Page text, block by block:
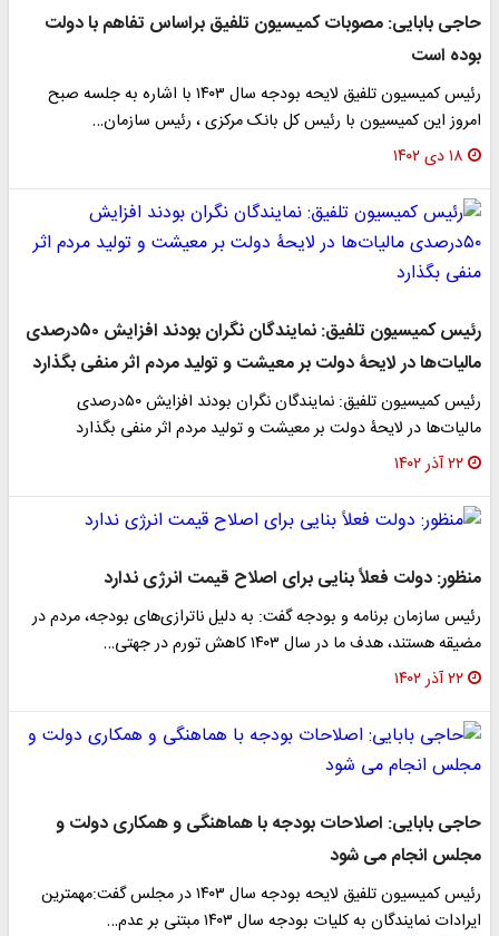
حاجی بابایی: مصوبات کمیسیون تلفیق براساس تفاهم با دولت
بوده است
رئیس کمیسیون تلفیق لایحه بودجه سال ۱۴۰۳ با اشاره به جلسه صبح
امروز این کمیسیون با رئیس کل بانک مرکزی ، رئیس سازمان…
۱۸ دی ۱۴۰۲
رئیس کمیسیون تلفیق: نمایندگان نگران بودند افزایش ۵۰درصدی
مالیات‌ها در لایحۀ دولت بر معیشت و تولید مردم اثر منفی بگذارد
رئیس کمیسیون تلفیق: نمایندگان نگران بودند افزایش ۵۰درصدی
مالیات‌ها در لایحۀ دولت بر معیشت و تولید مردم اثر منفی بگذارد
۲۲ آذر ۱۴۰۲
منظور: دولت فعلاً بنایی برای اصلاح قیمت انرژی ندارد
رئیس سازمان برنامه و بودجه گفت: به دلیل ناترازی‌های بودجه، مردم در
مضیقه هستند، هدف ما در سال ۱۴۰۳ کاهش تورم در جهتی…
۲۲ آذر ۱۴۰۲
حاجی بابایی: اصلاحات بودجه با هماهنگی و همکاری دولت و
مجلس انجام می شود
رئیس کمیسیون تلفیق لایحه بودجه سال ۱۴۰۳ در مجلس گفت:مهمترین
ایرادات نمایندگان به کلیات بودجه سال ۱۴۰۳ مبتنی بر عدم…